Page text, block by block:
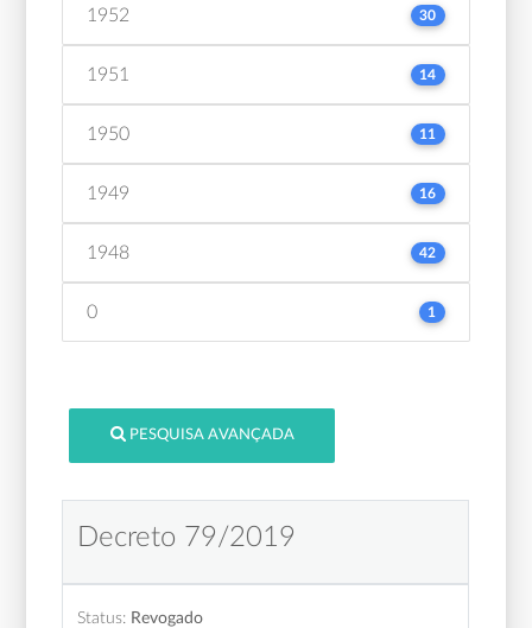
1952 30
1951 14
1950 11
1949 16
1948 42
0 1
PESQUISA AVANÇADA
Decreto 79/2019
Status: Revogado